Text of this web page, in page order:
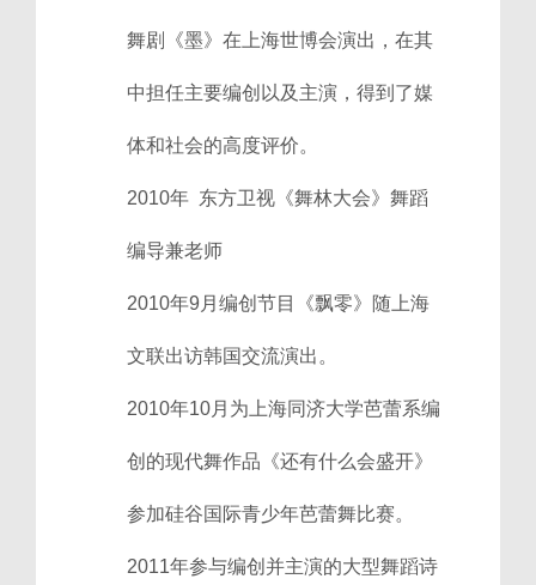
舞剧《墨》在上海世博会演出，在其
中担任主要编创以及主演，得到了媒
体和社会的高度评价。
2010年 东方卫视《舞林大会》舞蹈
编导兼老师
2010年9月编创节目《飘零》随上海
文联出访韩国交流演出。
2010年10月为上海同济大学芭蕾系编
创的现代舞作品《还有什么会盛开》
参加硅谷国际青少年芭蕾舞比赛。
2011年参与编创并主演的大型舞蹈诗